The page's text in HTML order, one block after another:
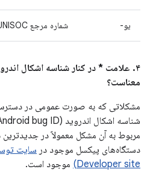
یو- شماره مرجع UNISOC
۴. علامت * در کنار شناسه اشکال اندروید در ستون
معناست؟
مشکلاتی که به صورت عمومی در
مربوط به آن مشکل معمولاً در جدیدترین
دستگاه‌های پیکسل موجود در
Developer site) موجود است.